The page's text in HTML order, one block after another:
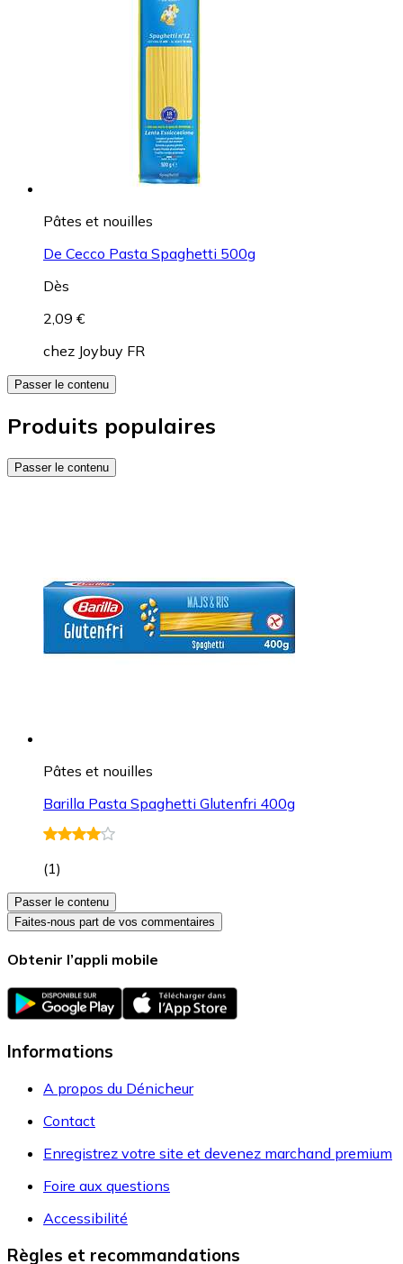
Pâtes et nouilles
De Cecco Pasta Spaghetti 500g
Dès
2,09 €
chez Joybuy FR
Passer le contenu
Produits populaires
Passer le contenu
Pâtes et nouilles
Barilla Pasta Spaghetti Glutenfri 400g
(1)
Passer le contenu
Faites-nous part de vos commentaires
Obtenir l’appli mobile
Informations
A propos du Dénicheur
Contact
Enregistrez votre site et devenez marchand premium
Foire aux questions
Accessibilité
Règles et recommandations